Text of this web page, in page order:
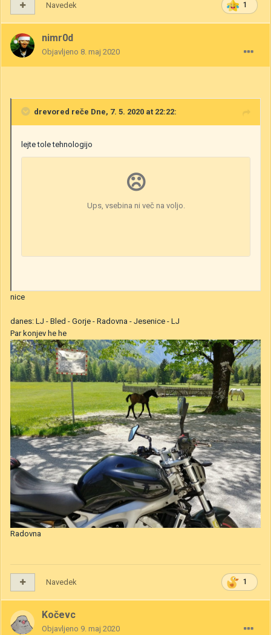
1
Navedek
nimr0d
Objavljeno 8. maj 2020
drevored reče Dne, 7. 5. 2020 at 22:22:
lejte tole tehnologijo
nice
danes: LJ - Bled - Gorje - Radovna - Jesenice - LJ
Par konjev he he
Radovna
1
Navedek
Kočevc
Objavljeno 9. maj 2020